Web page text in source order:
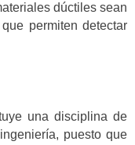
dúctiles sean
permiten detectar
una disciplina de
puesto que